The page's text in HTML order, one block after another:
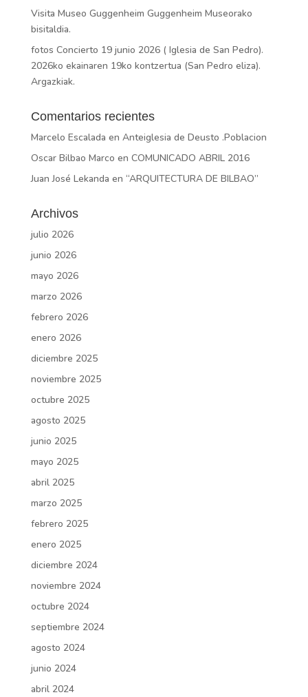
Visita Museo Guggenheim Guggenheim Museorako
bisitaldia.
fotos Concierto 19 junio 2026 ( Iglesia de San Pedro).
2026ko ekainaren 19ko kontzertua (San Pedro eliza).
Argazkiak.
Comentarios recientes
Marcelo Escalada en Anteiglesia de Deusto .Poblacion
Oscar Bilbao Marco en COMUNICADO ABRIL 2016
Juan José Lekanda en “ARQUITECTURA DE BILBAO”
Archivos
julio 2026
junio 2026
mayo 2026
marzo 2026
febrero 2026
enero 2026
diciembre 2025
noviembre 2025
octubre 2025
agosto 2025
junio 2025
mayo 2025
abril 2025
marzo 2025
febrero 2025
enero 2025
diciembre 2024
noviembre 2024
octubre 2024
septiembre 2024
agosto 2024
junio 2024
abril 2024